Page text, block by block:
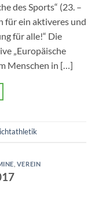
des Sports“ (23. –
für ein aktiveres und
für alle!“ Die
„Europäische
Menschen in […]
VEREIN